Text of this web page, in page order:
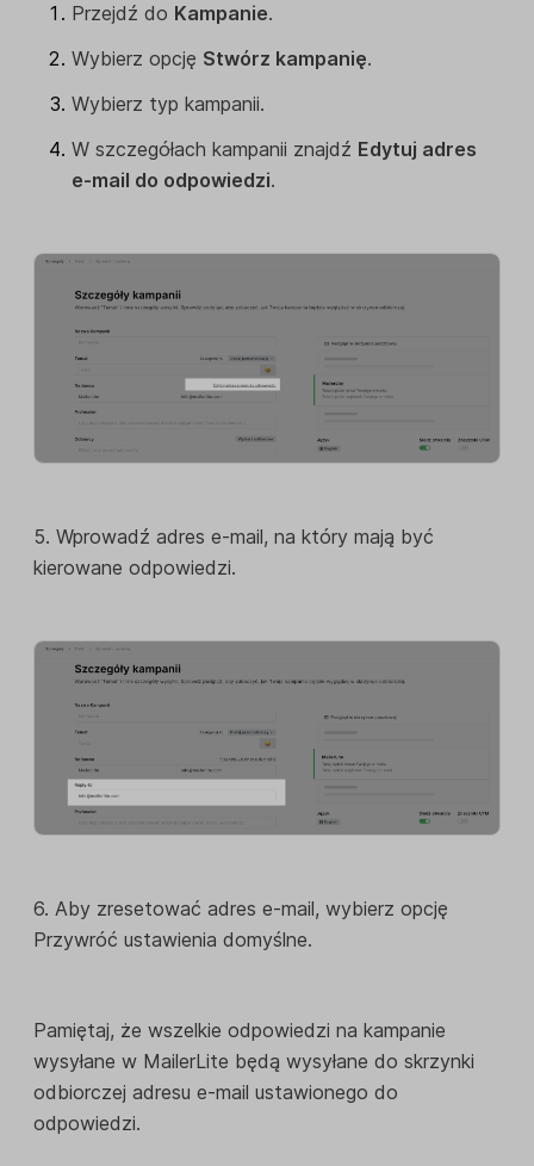
Przejdź do Kampanie.
Wybierz opcję Stwórz kampanię.
Wybierz typ kampanii.
W szczegółach kampanii znajdź Edytuj adres
e-mail do odpowiedzi.
5. Wprowadź adres e-mail, na który mają być
kierowane odpowiedzi.
6. Aby zresetować adres e-mail, wybierz opcję
Przywróć ustawienia domyślne.
Pamiętaj, że wszelkie odpowiedzi na kampanie
wysyłane w MailerLite będą wysyłane do skrzynki
odbiorczej adresu e-mail ustawionego do
odpowiedzi.